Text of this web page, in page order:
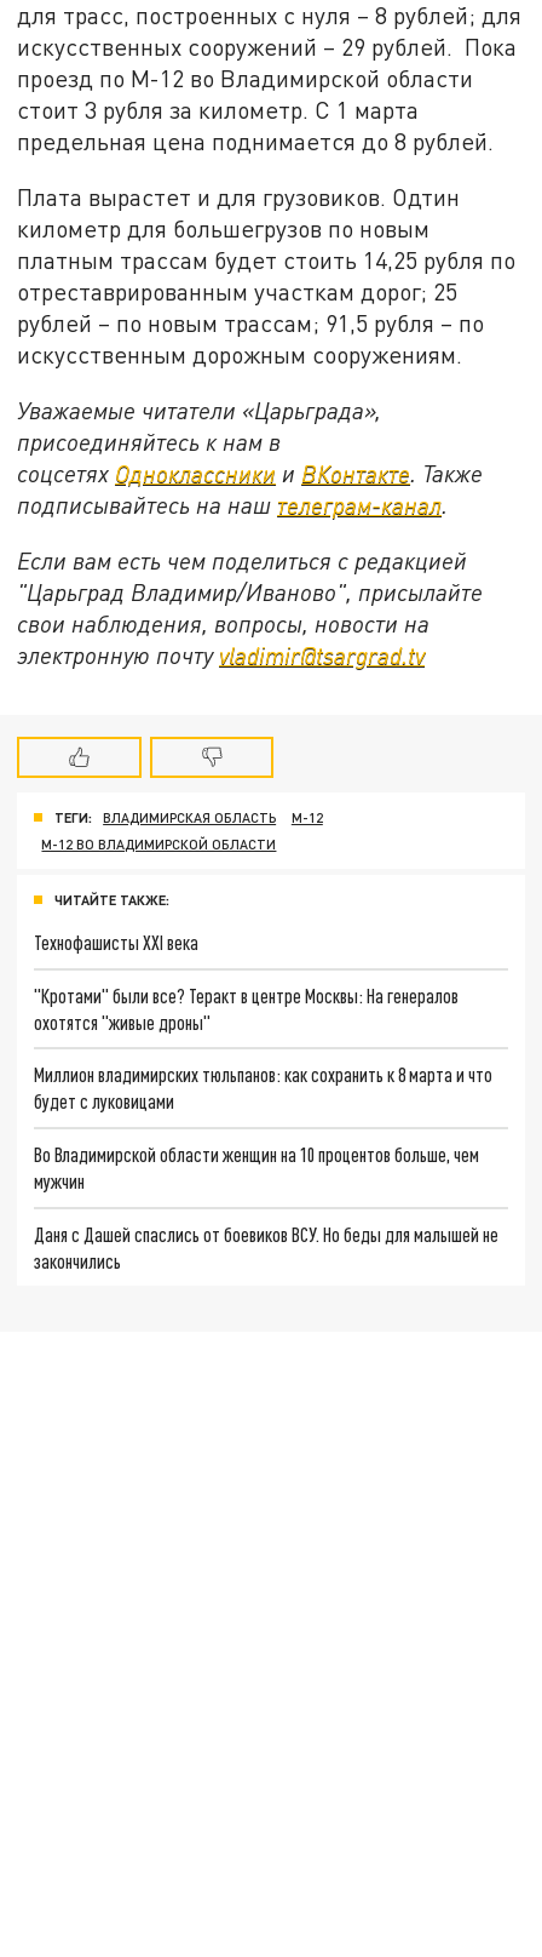
для трасс, построенных с нуля – 8 рублей; для
искусственных сооружений – 29 рублей. Пока
проезд по М-12 во Владимирской области
стоит 3 рубля за километр. С 1 марта
предельная цена поднимается до 8 рублей.
Плата вырастет и для грузовиков. Одтин
километр для большегрузов по новым
платным трассам будет стоить 14,25 рубля по
отреставрированным участкам дорог; 25
рублей – по новым трассам; 91,5 рубля – по
искусственным дорожным сооружениям.
Уважаемые читатели «Царьграда»,
присоединяйтесь к нам в
соцсетях Одноклассники и ВКонтакте. Также
подписывайтесь на наш телеграм-канал.
Если вам есть чем поделиться с редакцией
"Царьград Владимир/Иваново", присылайте
свои наблюдения, вопросы, новости на
электронную почту vladimir@tsargrad.tv
ТЕГИ: ВЛАДИМИРСКАЯ ОБЛАСТЬ
М-12
М-12 ВО ВЛАДИМИРСКОЙ ОБЛАСТИ
ЧИТАЙТЕ ТАКЖЕ:
Технофашисты XXI века
"Кротами" были все? Теракт в центре Москвы: На генералов
охотятся "живые дроны"
Миллион владимирских тюльпанов: как сохранить к 8 марта и что
будет с луковицами
Во Владимирской области женщин на 10 процентов больше, чем
мужчин
Даня с Дашей спаслись от боевиков ВСУ. Но беды для малышей не
закончились